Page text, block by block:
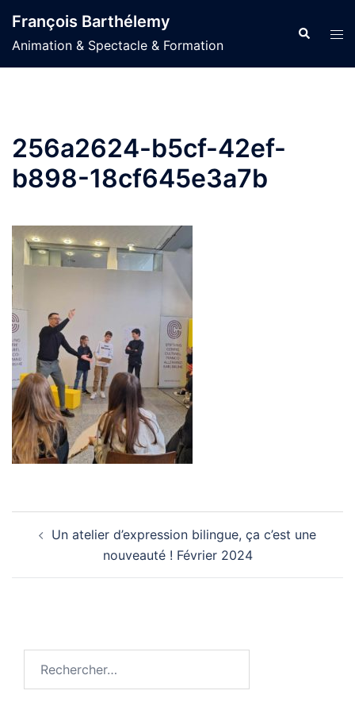
au
contenu
François Barthélemy
Animation & Spectacle & Formation
256a2624-b5cf-42ef-
b898-18cf645e3a7b
d’articleUn atelier d’expression bilingue, ça c’est une
nouveauté ! Février 2024